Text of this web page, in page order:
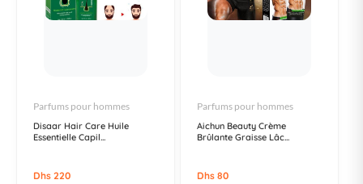
Parfums pour hommes
Disaar Hair Care Huile
Essentielle Capil...
Dhs 220
Parfums pour hommes
Aichun Beauty Crème
Brûlante Graisse Lâc...
Dhs 80